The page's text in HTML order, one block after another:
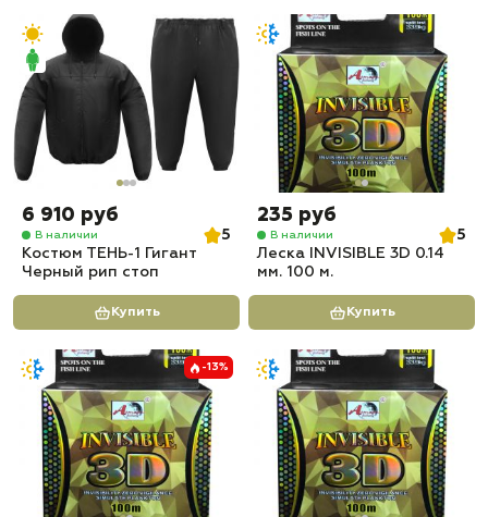
6 910 руб
В наличии
5
Костюм ТЕНЬ-1 Гигант
Черный рип стоп
Купить
235 руб
В наличии
5
Леска INVISIBLE 3D 0.14
мм. 100 м.
Купить
-13%